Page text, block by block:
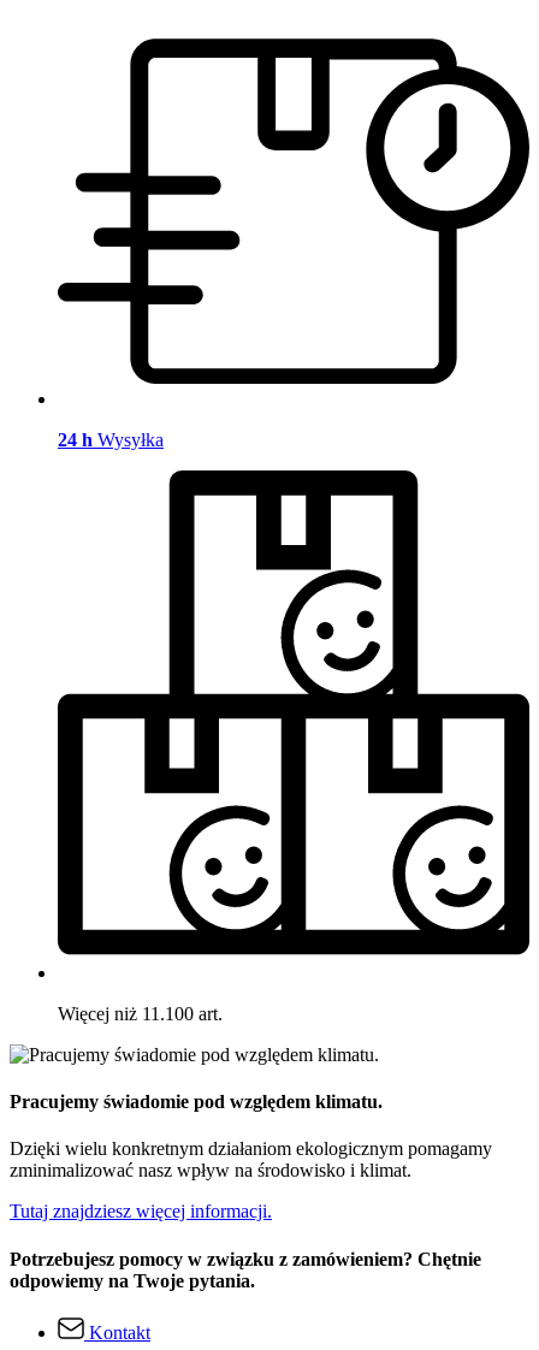
24 h Wysyłka
Więcej niż 11.100 art.
Pracujemy świadomie pod względem klimatu.
Dzięki wielu konkretnym działaniom ekologicznym pomagamy
zminimalizować nasz wpływ na środowisko i klimat.
Tutaj znajdziesz więcej informacji.
Potrzebujesz pomocy w związku z zamówieniem? Chętnie
odpowiemy na Twoje pytania.
Kontakt